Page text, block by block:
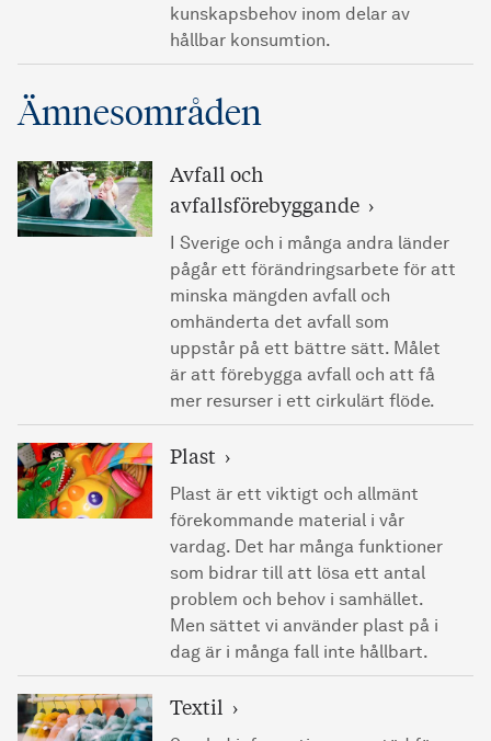
kunskapsbehov inom delar av
hållbar konsumtion.
Ämnesområden
Avfall och
avfallsförebyggande
I Sverige och i många andra länder
pågår ett förändringsarbete för att
minska mängden avfall och
omhänderta det avfall som
uppstår på ett bättre sätt. Målet
är att förebygga avfall och att få
mer resurser i ett cirkulärt flöde.
Plast
Plast är ett viktigt och allmänt
förekommande material i vår
vardag. Det har många funktioner
som bidrar till att lösa ett antal
problem och behov i samhället.
Men sättet vi använder plast på i
dag är i många fall inte hållbart.
Textil